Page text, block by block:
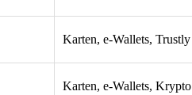
Karten, e-Wallets, Trustly
Karten, e-Wallets, Krypto